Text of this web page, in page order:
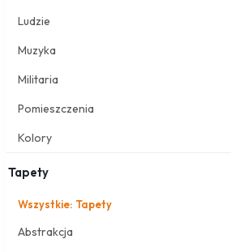
Ludzie
Muzyka
Militaria
Pomieszczenia
Kolory
Tapety
Wszystkie: Tapety
Abstrakcja